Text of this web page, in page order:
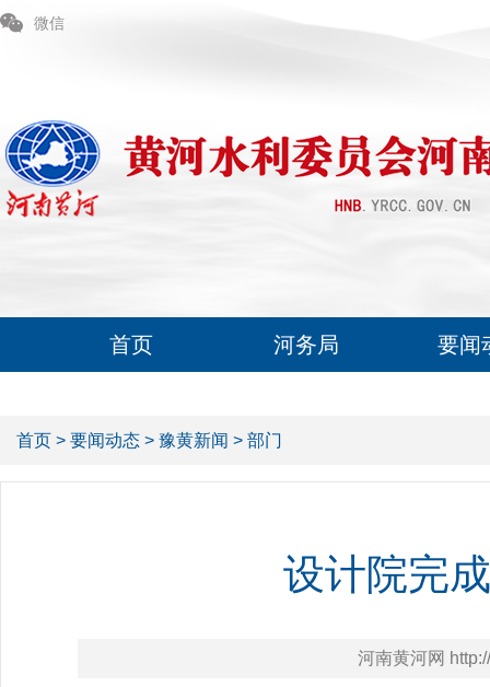
微信
首页 河务局 要闻
首页 > 要闻动态 > 豫黄新闻 > 部门
设计院完
河南黄河网